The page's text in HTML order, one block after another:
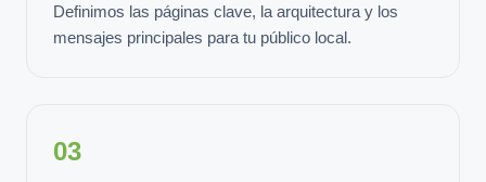
Definimos las páginas clave, la arquitectura y los
mensajes principales para tu público local.
03